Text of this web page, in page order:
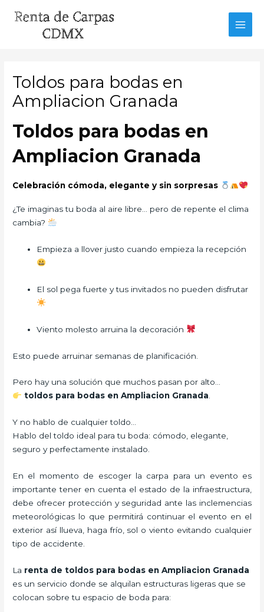
Toldos para bodas en
Ampliacion Granada
Toldos para bodas en
Ampliacion Granada
Celebración cómoda, elegante y sin sorpresas
¿Te imaginas tu boda al aire libre… pero de repente el clima
cambia?
Empieza a llover justo cuando empieza la recepción
El sol pega fuerte y tus invitados no pueden disfrutar
Viento molesto arruina la decoración
Esto puede arruinar semanas de planificación.
Pero hay una solución que muchos pasan por alto…
toldos para bodas en Ampliacion Granada.
Y no hablo de cualquier toldo…
Hablo del toldo ideal para tu boda: cómodo, elegante,
seguro y perfectamente instalado.
En el momento de escoger la carpa para un evento es
importante tener en cuenta el estado de la infraestructura,
debe ofrecer protección y seguridad ante las inclemencias
meteorológicas lo que permitirá continuar el evento en el
exterior así llueva, haga frío, sol o viento evitando cualquier
tipo de accidente.
La renta de toldos para bodas en Ampliacion Granada
es un servicio donde se alquilan estructuras ligeras que se
colocan sobre tu espacio de boda para: